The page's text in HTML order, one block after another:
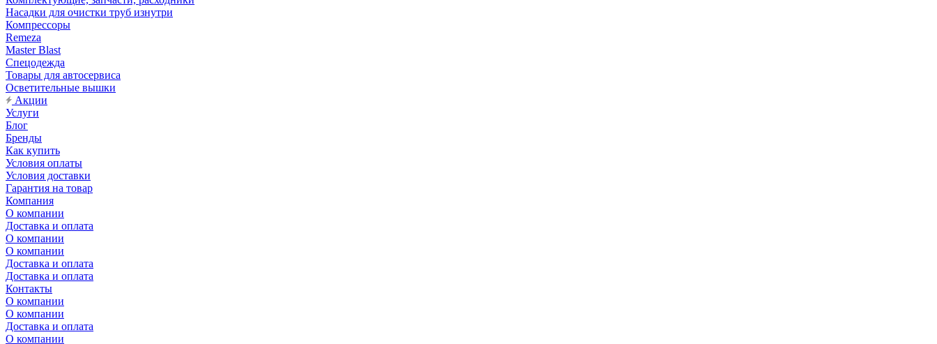
Насадки для очистки труб изнутри
Компрессоры
Remeza
Master Blast
Спецодежда
Товары для автосервиса
Осветительные вышки
Акции
Услуги
Блог
Бренды
Как купить
Условия оплаты
Условия доставки
Гарантия на товар
Компания
О компании
Доставка и оплата
О компании
О компании
Доставка и оплата
Доставка и оплата
Контакты
О компании
О компании
Доставка и оплата
О компании